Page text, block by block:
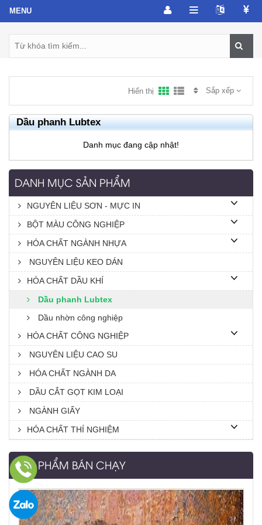
Sắp xếp
Hiển thị
Dầu phanh Lubtex
Danh mục đang cập nhật!
DANH MỤC SẢN PHẨM
NGUYÊN LIỆU SƠN - MỰC IN
BỘT MÀU CÔNG NGHIỆP
HÓA CHẤT NGÀNH NHỰA
NGUYÊN LIỆU KEO DÁN
HÓA CHẤT DẦU KHÍ
Dầu phanh Lubtex
Dầu nhờn công nghiệp
HÓA CHẤT CÔNG NGHIỆP
NGUYÊN LIỆU CAO SU
HÓA CHẤT NGÀNH DA
DẦU CẮT GỌT KIM LOẠI
NGÀNH GIẤY
HÓA CHẤT THÍ NGHIỆM
SẢN PHẨM BÁN CHẠY